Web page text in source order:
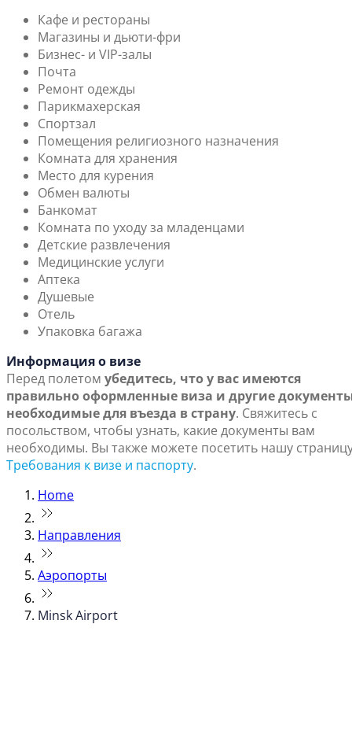
Кафе и рестораны
Магазины и дьюти-фри
Бизнес- и VIP-залы
Почта
Ремонт одежды
Парикмахерская
Спортзал
Помещения религиозного назначения
Комната для хранения
Место для курения
Обмен валюты
Банкомат
Комната по уходу за младенцами
Детские развлечения
Медицинские услуги
Аптека
Душевые
Отель
Упаковка багажа
Информация о визе
Перед полетом убедитесь, что у вас имеются
правильно оформленные виза и другие
необходимые для въезда в страну. Свяжитесь с
посольством, чтобы узнать, какие документы вам
необходимы. Вы также можете посетить нашу
Требования к визе и паспорту.
Home
Направления
Аэропорты
Minsk Airport